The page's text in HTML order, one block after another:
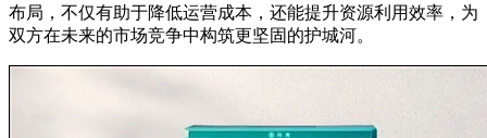
布局，不仅有助于降低运营成本，还能提升资源利用效率，为
双方在未来的市场竞争中构筑更坚固的护城河。